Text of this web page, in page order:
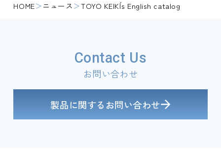
HOME ニュース TOYO KEIKI´s English catalog
Contact Us
お問い合わせ
製品に関するお問い合わせ